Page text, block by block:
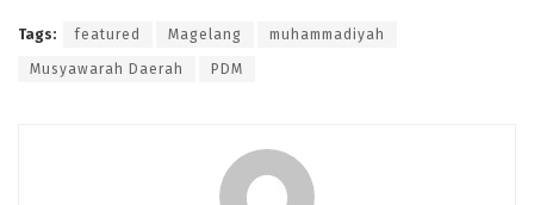
Tags: featured Magelang muhammadiyah
Musyawarah Daerah PDM